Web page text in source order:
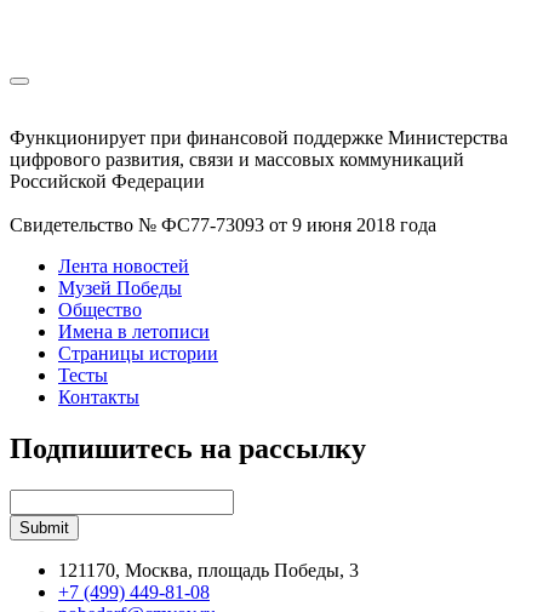
Функционирует при финансовой поддержке Министерства
цифрового развития, связи и массовых коммуникаций
Российской Федерации
Свидетельство № ФС77-73093 от 9 июня 2018 года
Лента новостей
Музей Победы
Общество
Имена в летописи
Страницы истории
Тесты
Контакты
Подпишитесь на рассылку
121170, Москва, площадь Победы, 3
+7 (499) 449-81-08